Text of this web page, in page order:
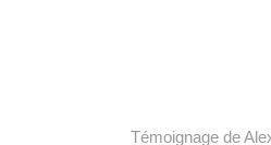
Témoignage de